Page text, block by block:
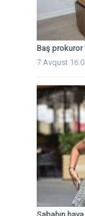
Baş prokuror
7 Avqust